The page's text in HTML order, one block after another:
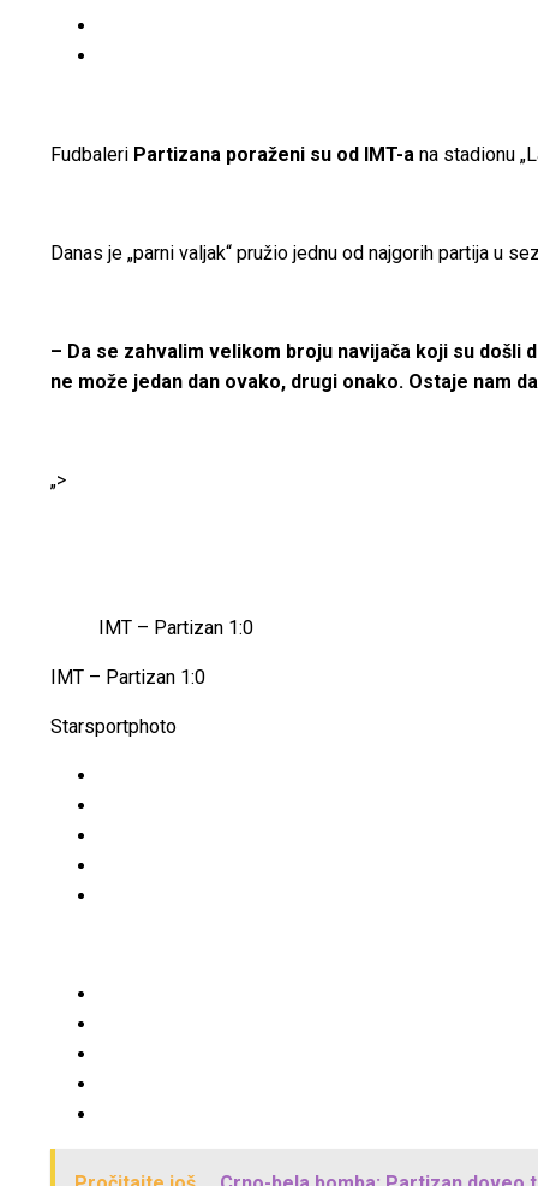
Fudbaleri Partizana poraženi su od IMT-a na stadionu
Danas je „parni valjak“ pružio jednu od najgorih partija u
– Da se zahvalim velikom broju navijača koji su
ne može jedan dan ovako, drugi onako. Ostaje nam
„>
IMT – Partizan 1:0
IMT – Partizan 1:0
Starsportphoto